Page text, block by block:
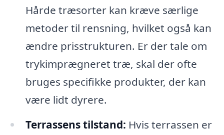
Hårde træsorter kan kræve særlige
metoder til rensning, hvilket også kan
ændre prisstrukturen. Er der tale om
trykimprægneret træ, skal der ofte
bruges specifikke produkter, der kan
være lidt dyrere.
Terrassens tilstand: Hvis terrassen er